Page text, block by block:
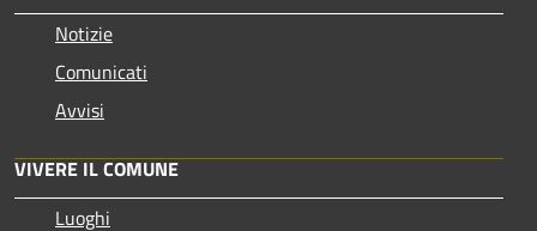
Notizie
Comunicati
Avvisi
VIVERE IL COMUNE
Luoghi